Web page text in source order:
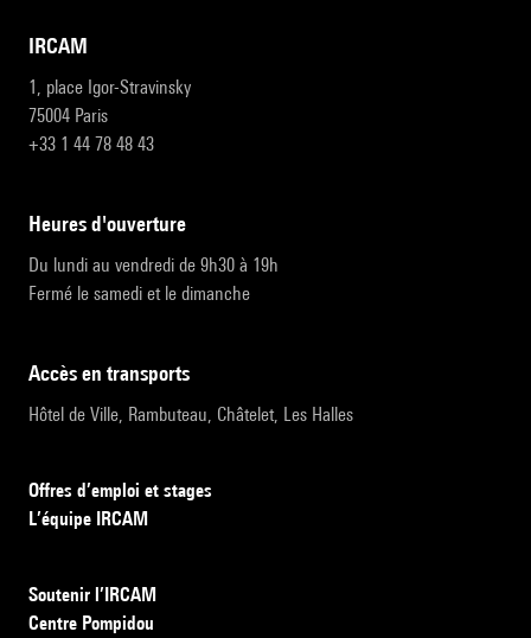
IRCAM
1, place Igor-Stravinsky
75004 Paris
+33 1 44 78 48 43
heures d'ouverture
Du lundi au vendredi de 9h30 à 19h
Fermé le samedi et le dimanche
accès en transports
Hôtel de Ville, Rambuteau, Châtelet, Les Halles
Offres d’emploi et stages
L’équipe IRCAM
Soutenir l’IRCAM
Centre Pompidou